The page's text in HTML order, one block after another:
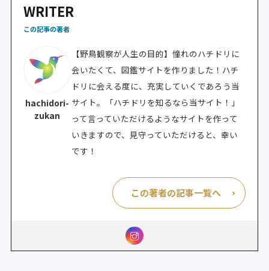
WRITER
この記事の著者
hachidori-
zukan
【野鳥観察が人生の目的】憧れのハチドリに
会いたくて、図鑑サイトを作りました！ハチ
ドリに会える度に、充実していくであろう当
サイト。「ハチドリを知るなら当サイト！」
って言っていただけるようなサイトを作って
いきますので、見守っていただけると、幸い
です！
この著者の記事一覧へ